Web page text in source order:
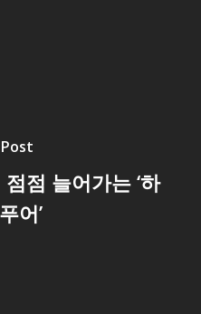
점 늘어가는 ‘하
어’